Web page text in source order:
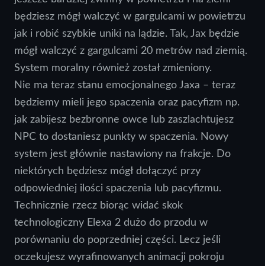
będziesz mógł walczyć w gargulcami w powietrzu
jak i robić szybkie uniki na lądzie. Tak, Jax będzie
mógł walczyć z gargulcami 20 metrów nad ziemią.
System moralny również został zmieniony.
Nie ma teraz stanu emocjonalnego Jaxa – teraz
będziemy mieli jego spaczenia oraz pacyfizm np.
jak zabijesz bezbronne owce lub zaszlachtujesz
NPC to dostaniesz punkty w spaczenia. Nowy
system jest głównie nastawiony na frakcje. Do
niektórych będziesz mógł dołączyć przy
odpowiedniej ilości spaczenia lub pacyfizmu.
Technicznie rzecz biorąc widać skok
technologiczny Elexa 2 dużo do przodu w
porównaniu do poprzedniej części. Lecz jeśli
oczekujesz wyrafinowanych animacji pokroju